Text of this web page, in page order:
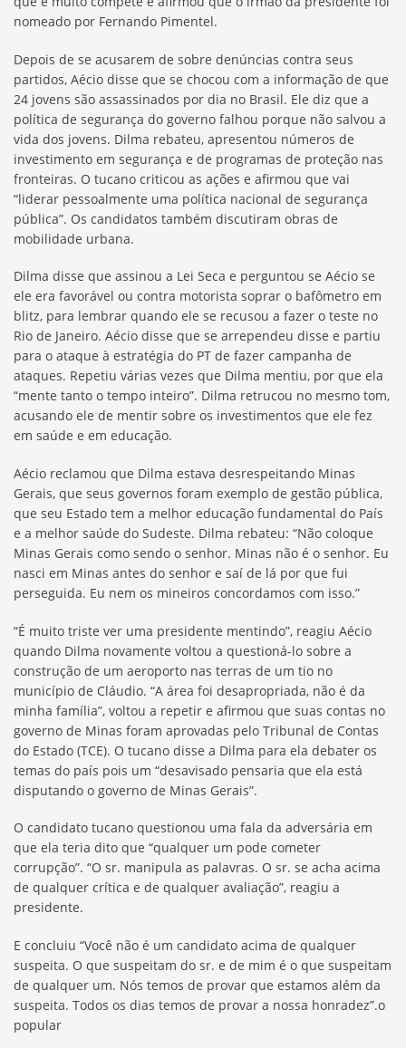
nomeado por Fernando Pimentel.
Depois de se acusarem de sobre denúncias contra seus
partidos, Aécio disse que se chocou com a informação de que
24 jovens são assassinados por dia no Brasil. Ele diz que a
política de segurança do governo falhou porque não salvou a
vida dos jovens. Dilma rebateu, apresentou números de
investimento em segurança e de programas de proteção nas
fronteiras. O tucano criticou as ações e afirmou que vai
“liderar pessoalmente uma política nacional de segurança
pública”. Os candidatos também discutiram obras de
mobilidade urbana.
Dilma disse que assinou a Lei Seca e perguntou se Aécio se
ele era favorável ou contra motorista soprar o bafômetro em
blitz, para lembrar quando ele se recusou a fazer o teste no
Rio de Janeiro. Aécio disse que se arrependeu disse e partiu
para o ataque à estratégia do PT de fazer campanha de
ataques. Repetiu várias vezes que Dilma mentiu, por que ela
“mente tanto o tempo inteiro”. Dilma retrucou no mesmo tom,
acusando ele de mentir sobre os investimentos que ele fez
em saúde e em educação.
Aécio reclamou que Dilma estava desrespeitando Minas
Gerais, que seus governos foram exemplo de gestão pública,
que seu Estado tem a melhor educação fundamental do País
e a melhor saúde do Sudeste. Dilma rebateu: “Não coloque
Minas Gerais como sendo o senhor. Minas não é o senhor. Eu
nasci em Minas antes do senhor e saí de lá por que fui
perseguida. Eu nem os mineiros concordamos com isso.”
“É muito triste ver uma presidente mentindo”, reagiu Aécio
quando Dilma novamente voltou a questioná-lo sobre a
construção de um aeroporto nas terras de um tio no
município de Cláudio. “A área foi desapropriada, não é da
minha família”, voltou a repetir e afirmou que suas contas no
governo de Minas foram aprovadas pelo Tribunal de Contas
do Estado (TCE). O tucano disse a Dilma para ela debater os
temas do país pois um “desavisado pensaria que ela está
disputando o governo de Minas Gerais”.
O candidato tucano questionou uma fala da adversária em
que ela teria dito que “qualquer um pode cometer
corrupção”. “O sr. manipula as palavras. O sr. se acha acima
de qualquer crítica e de qualquer avaliação”, reagiu a
presidente.
E concluiu “Você não é um candidato acima de qualquer
suspeita. O que suspeitam do sr. e de mim é o que suspeitam
de qualquer um. Nós temos de provar que estamos além da
suspeita. Todos os dias temos de provar a nossa honradez”.o
popular